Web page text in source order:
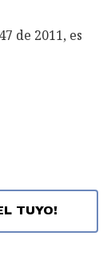
de 2011, es
TUYO!